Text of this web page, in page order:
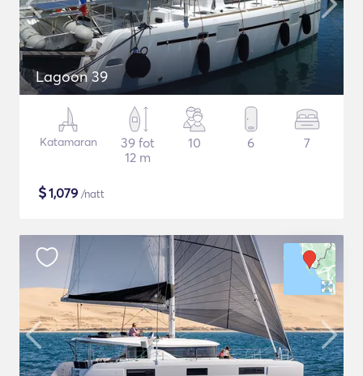
Lagoon 39
Katamaran
39 fot
12 m
10 6 7
$1,079 /natt